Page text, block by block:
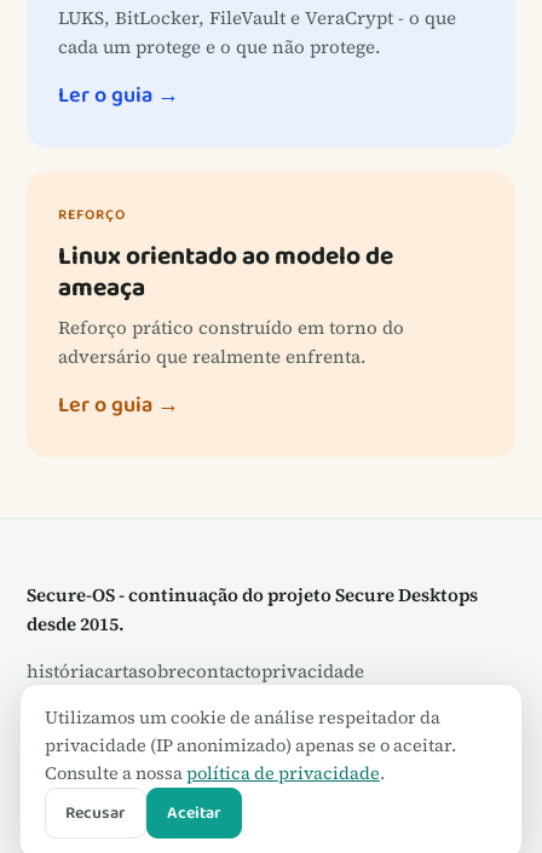
LUKS, BitLocker, FileVault e VeraCrypt - o que
cada um protege e o que não protege.
Ler o guia →
REFORÇO
Linux orientado ao modelo de
ameaça
Reforço prático construído em torno do
adversário que realmente enfrenta.
Ler o guia →
Secure-OS - continuação do projeto Secure Desktops
desde 2015.
históriacartasobrecontactoprivacidade
© 2026 Secure-OS. Algumas ligações são de afiliados -
consulte a nossadivulgação.
Utilizamos um cookie de análise respeitador da
privacidade (IP anonimizado) apenas se o aceitar.
Consulte a nossapolítica de privacidade.
Recusar Aceitar